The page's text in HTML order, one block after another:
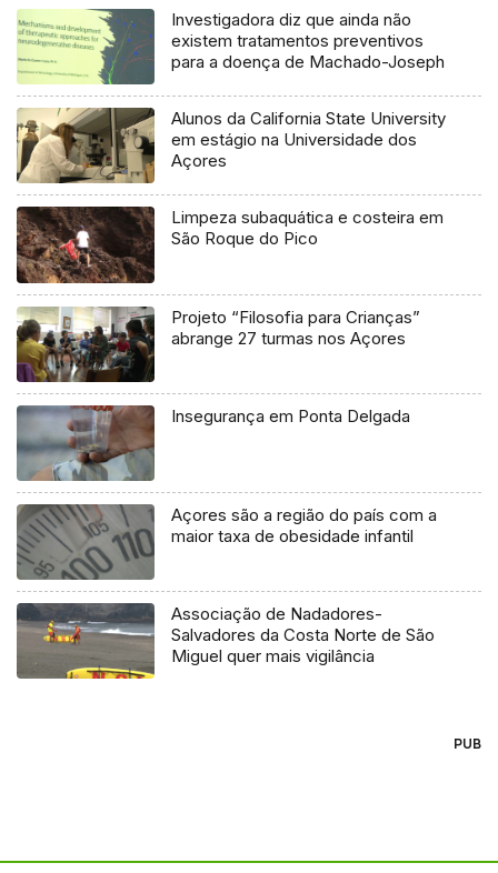
Investigadora diz que ainda não
existem tratamentos preventivos
para a doença de Machado-Joseph
Alunos da California State University
em estágio na Universidade dos
Açores
Limpeza subaquática e costeira em
São Roque do Pico
Projeto “Filosofia para Crianças”
abrange 27 turmas nos Açores
Insegurança em Ponta Delgada
Açores são a região do país com a
maior taxa de obesidade infantil
Associação de Nadadores-
Salvadores da Costa Norte de São
Miguel quer mais vigilância
PUB